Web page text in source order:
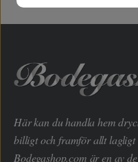
Här kan du handla hem
billigt och framför allt lagligt
Bodegashop.com är en av